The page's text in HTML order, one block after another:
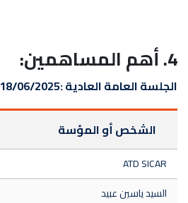
4. أهم المساهمين:
الجلسة العامة العادية :18/06/2025
الشخص أو المؤسة
ATD SICAR
السيد ياسين عبيد